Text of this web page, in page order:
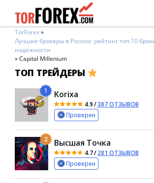
TorForex»
Лучшие брокеры в России: рейтинг топ 10
надежности
»Capital Millenium
ТОП ТРЕЙДЕРЫ
1 Korixa
4.9/387 ОТЗЫВОВ
Проверен
2 Высшая Точка
4.7/281 ОТЗЫВОВ
Проверен